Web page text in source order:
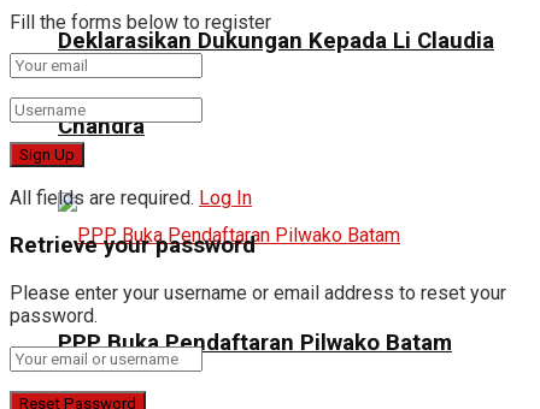
Deklarasikan Dukungan Kepada Li Claudia
Chandra
PPP Buka Pendaftaran Pilwako Batam
Fill the forms below to register
All fields are required. Log In
Retrieve your password
Please enter your username or email address to reset your
password.